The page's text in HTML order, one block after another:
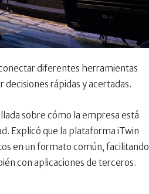
diferentes herramientas
rápidas y acertadas.
sobre cómo la empresa está
Explicó que la plataforma iTwin
en un formato común, facilitando
con aplicaciones de terceros.